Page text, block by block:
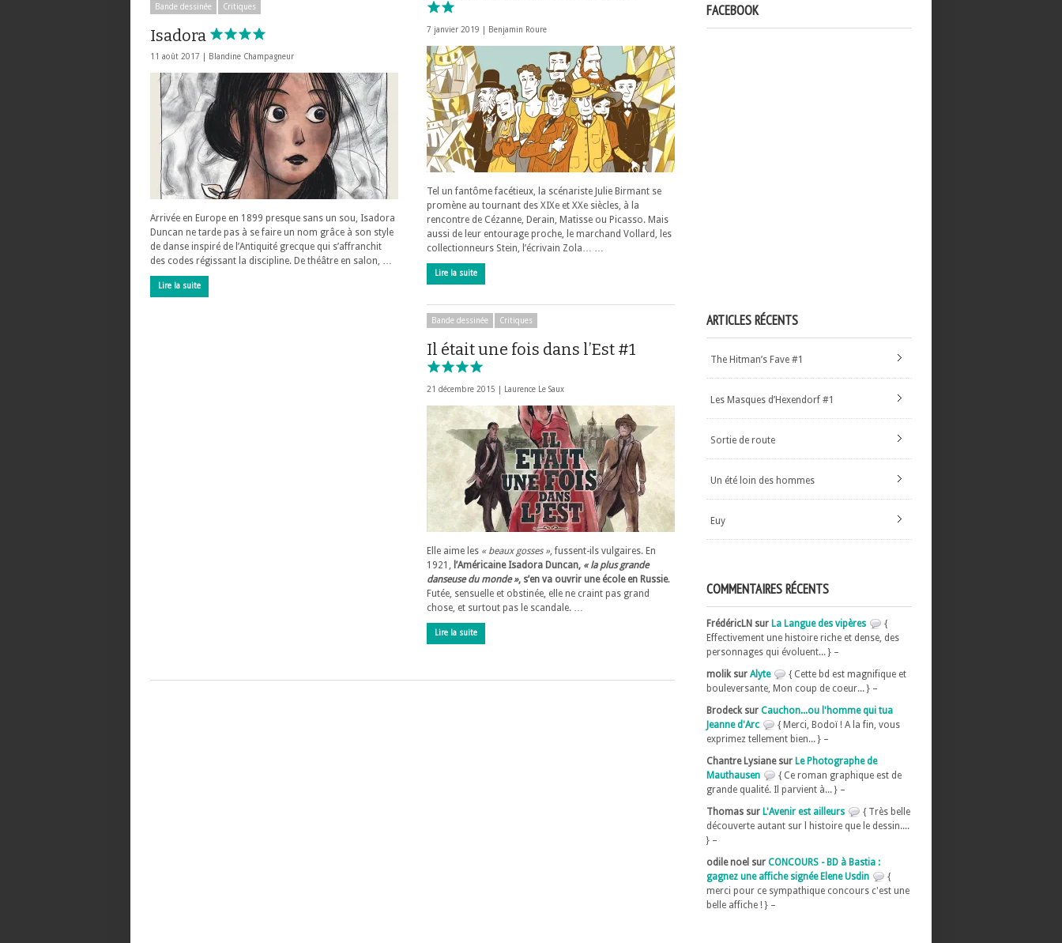
7 janvier 2019 | Benjamin Roure
Tel un fantôme facétieux, la scénariste Julie Birmant se
promène au tournant des XIXe et XXe siècles, à la
rencontre de Cézanne, Derain, Matisse ou Picasso. Mais
aussi de leur entourage proche, le marchand Vollard, les
collectionneurs Stein, l’écrivain Zola… …
Lire la suite
Bande dessinée Critiques
Isadora
11 août 2017 | Blandine Champagneur
Arrivée en Europe en 1899 presque sans un sou, Isadora
Duncan ne tarde pas à se faire un nom grâce à son style
de danse inspiré de l’Antiquité grecque qui s’affranchit
des codes régissant la discipline. De théâtre en salon, …
Lire la suite
Bande dessinée Critiques
Il était une fois dans l’Est #1
21 décembre 2015 | Laurence Le Saux
Elle aime les « beaux gosses », fussent-ils vulgaires. En
1921, l’Américaine Isadora Duncan, « la plus grande
danseuse du monde », s’en va ouvrir une école en Russie.
Futée, sensuelle et obstinée, elle ne craint pas grand
chose, et surtout pas le scandale. …
Lire la suite
FACEBOOK
ARTICLES RÉCENTS
The Hitman’s Fave #1
Les Masques d’Hexendorf #1
Sortie de route
Un été loin des hommes
Euy
COMMENTAIRES RÉCENTS
FrédéricLN sur La Langue des vipères
{
Effectivement une histoire riche et dense, des
personnages qui évoluent... } –
molik sur Alyte
{ Cette bd est magnifique et
bouleversante, Mon coup de coeur... } –
Brodeck sur Cauchon...ou l'homme qui tua
Jeanne d'Arc
{ Merci, Bodoï ! A la fin, vous
exprimez tellement bien... } –
Chantre Lysiane sur Le Photographe de
Mauthausen
{ Ce roman graphique est de
grande qualité. Il parvient à... } –
Thomas sur L'Avenir est ailleurs
{ Très belle
découverte autant sur l histoire que le dessin....
} –
odile noel sur CONCOURS - BD à Bastia :
gagnez une affiche signée Elene Usdin
{
merci pour ce sympathique concours c'est une
belle affiche ! } –